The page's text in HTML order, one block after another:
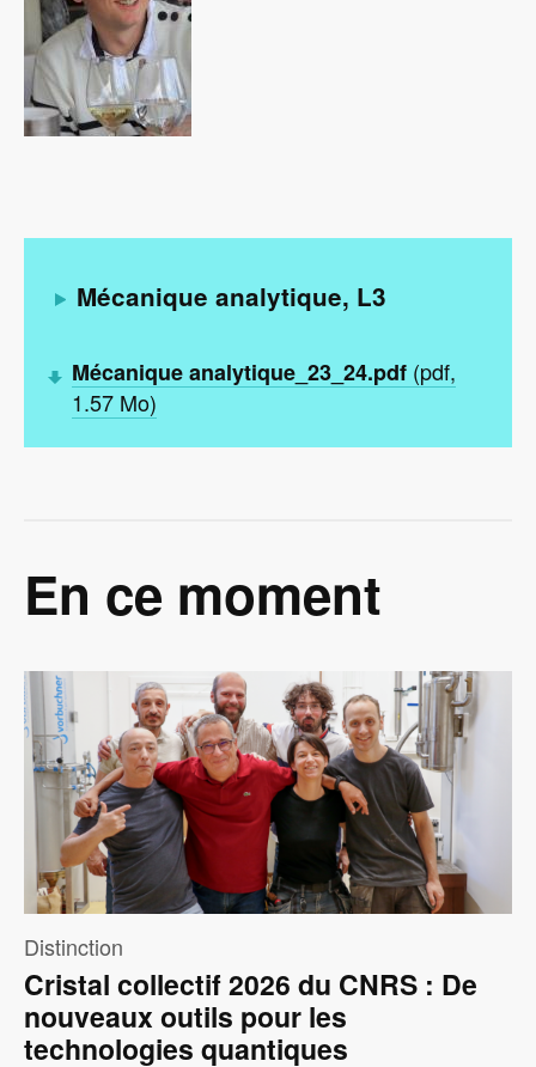
Mécanique analytique, L3
Mécanique analytique_23_24.pdf (pdf,
1.57 Mo)
En ce moment
Image
Distinction
Cristal collectif 2026 du CNRS : De
nouveaux outils pour les
technologies quantiques